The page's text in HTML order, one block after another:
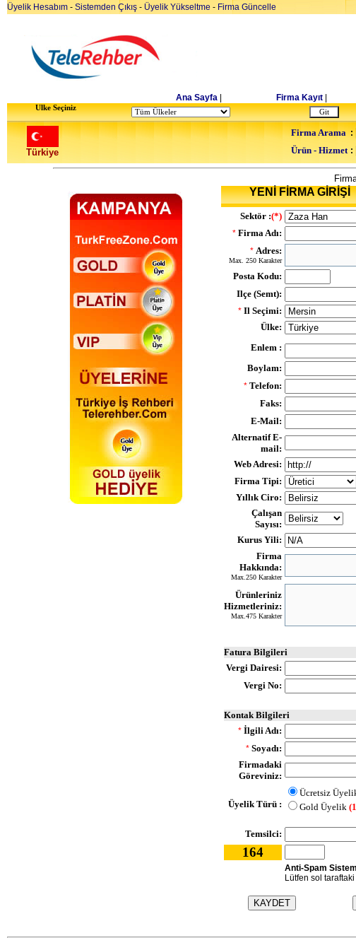
Üyelik Hesabım - Sistemden Çıkış - Üyelik Yükseltme - Firma Güncelle
Ana Sayfa Firma Kayıt
Ulke Seçiniz
Türkiye
Firma Arama :
Ürün - Hizmet :
YENİ FİRMA GİRİŞİ
Sektör :(*)
* Firma Adı:
* Adres:
Max. 250 Karakter
Posta Kodu:
Ilçe (Semt):
* Il Seçimi:
Ülke:
Enlem :
Boylam:
* Telefon:
Faks:
E-Mail:
Alternatif E-
mail:
Web Adresi:
Firma Tipi:
Yıllık Ciro:
Çalışan
Sayısı:
Kurus Yili:
Firma
Hakkında:
Max.250 Karakter
Ürünleriniz
Hizmetleriniz:
Max.475 Karakter
Fatura Bilgileri
Vergi Dairesi:
Vergi No:
Kontak Bilgileri
* İlgili Adı:
* Soyadı:
Firmadaki
Göreviniz:
Üyelik Türü :
Ücretsiz
Gold Üyelik
Temsilci:
164
Anti-Spam
Lütfen sol